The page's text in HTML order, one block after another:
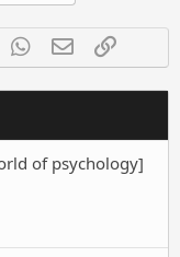
Tumblr WhatsAppЭлектронная
of psychology]